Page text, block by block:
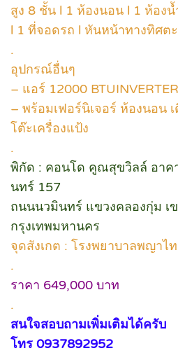
สูง 8 ชั้น l 1 ห้องนอน l 1 ห้องน้
l 1 ที่จอดรถ l หันหน้าทางทิศต
.
อุปกรณ์อื่นๆ
– แอร์ 12000
– พร้อมเฟอร์นิเจอร์ ห้องนอน
โต๊ะเครื่องแป้ง
.
พิกัด : คอนโด คูณสุขวิลล์ อาค
นทร์ 157
ถนนนวมินทร์ แขวงคลองกุ่ม เ
กรุงเทพมหานคร
จุดสังเกต : โรงพยาบาลพญาไ
.
ราคา 649,000 บาท
.
สนใจสอบถามเพิ่มเติมได้ครับ
โทร 0937892952